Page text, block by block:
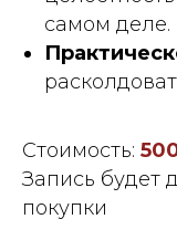
самом деле.
Стоимость:
Запись будет
покупки